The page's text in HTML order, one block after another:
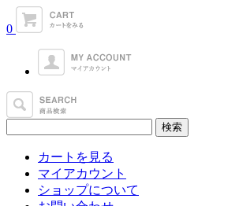
0
カートを見る
マイアカウント
ショップについて